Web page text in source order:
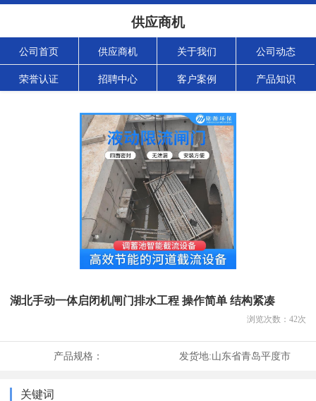
供应商机
公司首页 供应商机 关于我们 公司动态
荣誉认证 招聘中心 客户案例 产品知识
湖北手动一体启闭机闸门排水工程 操作简单 结构紧凑
浏览次数： 42次
产品规格： 发货地:山东省青岛平度市
关键词